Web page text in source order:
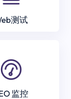
测试
监控